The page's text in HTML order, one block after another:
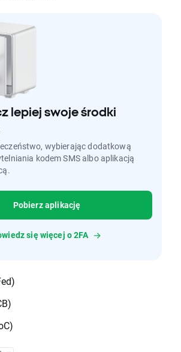
lepiej swoje środki
wybierając dodatkową
kodem SMS albo aplikacją
Pobierz aplikację
się więcej o 2FA